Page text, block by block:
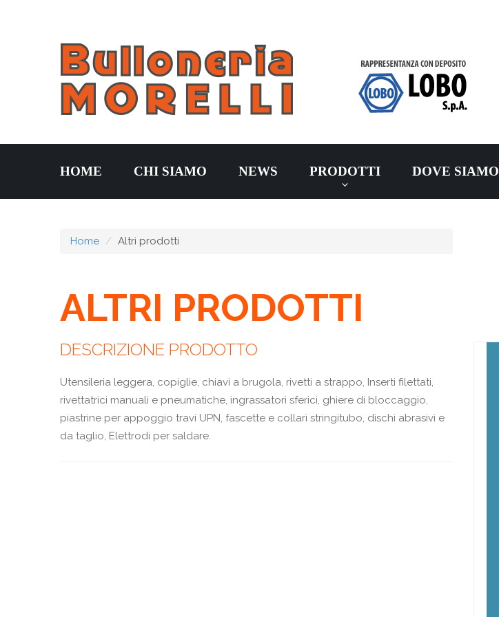
HOME CHI SIAMO NEWS PRODOTTI DOVE SIAMO
Home Altri prodotti
ALTRI PRODOTTI
DESCRIZIONE PRODOTTO
Utensileria leggera, copiglie, chiavi a brugola, rivetti a strappo, Inserti filettati,
rivettatrici manuali e pneumatiche, ingrassatori sferici, ghiere di bloccaggio,
piastrine per appoggio travi UPN, fascette e collari stringitubo, dischi abrasivi e
da taglio, Elettrodi per saldare.